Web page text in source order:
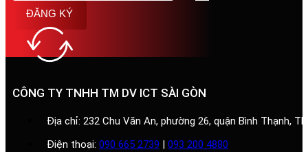
ĐĂNG KÝ
CÔNG TY TNHH TM DV ICT SÀI GÒN
Địa chỉ: 232 Chu Văn An, phường 26, quận Bình Thạnh,
Điện thoại: 090 665 2739 | 093 200 4880